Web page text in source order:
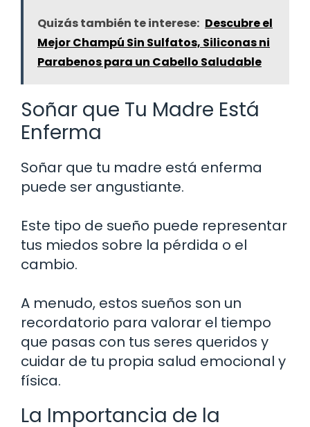
Quizás también te interese: Descubre el
Mejor Champú Sin Sulfatos, Siliconas ni
Parabenos para un Cabello Saludable
Soñar que Tu Madre Está
Enferma
Soñar que tu madre está enferma
puede ser angustiante.
Este tipo de sueño puede representar
tus miedos sobre la pérdida o el
cambio.
A menudo, estos sueños son un
recordatorio para valorar el tiempo
que pasas con tus seres queridos y
cuidar de tu propia salud emocional y
física.
La Importancia de la